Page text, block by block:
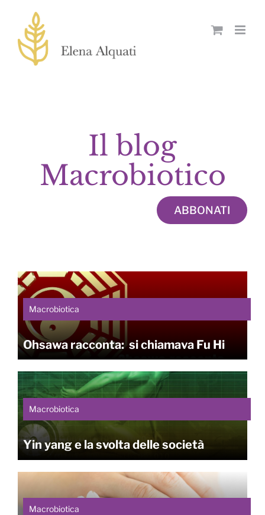
content
Il blog
Macrobiotico
ABBONATI
Macrobiotica
Ohsawa racconta: si chiamava Fu Hi
Macrobiotica
Yin yang e la svolta delle società
Macrobiotica